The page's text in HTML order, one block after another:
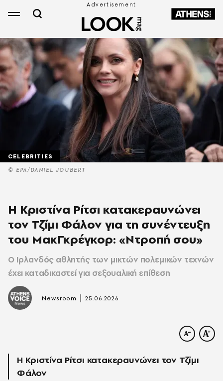
© EPA/DANIEL JOUBERT
CELEBRITIES
Η Κριστίνα Ρίτσι κατακεραυνώνει
τον Τζίμι Φάλον για τη συνέντευξη
του ΜακΓκρέγκορ: «Ντροπή σου»
Ο Ιρλανδός αθλητής των μικτών πολεμικών τεχνών
έχει καταδικαστεί για σεξουαλική επίθεση
Newsroom |25.06.2026
Η Κριστίνα Ρίτσι κατακεραυνώνει τον Τζίμι
Φάλον